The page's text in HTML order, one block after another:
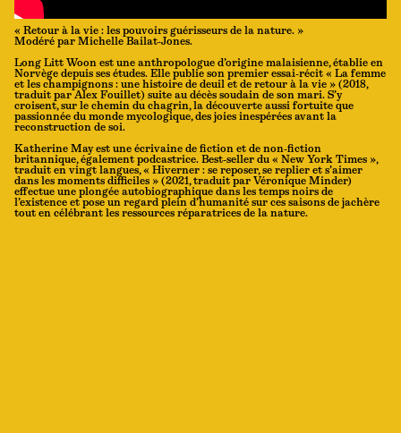
« Retour à la vie : les pouvoirs guérisseurs de la nature. »
Modéré par Michelle Bailat-Jones.
Long Litt Woon est une anthropologue d’origine malaisienne, établie en
Norvège depuis ses études. Elle publie son premier essai-récit « La femme
et les champignons : une histoire de deuil et de retour à la vie » (2018,
traduit par Alex Fouillet) suite au décès soudain de son mari. S’y
croisent, sur le chemin du chagrin, la découverte aussi fortuite que
passionnée du monde mycologique, des joies inespérées avant la
reconstruction de soi.
Katherine May est une écrivaine de fiction et de non-fiction
britannique, également podcastrice. Best-seller du « New York Times »,
traduit en vingt langues, « Hiverner : se reposer, se replier et s’aimer
dans les moments difficiles » (2021, traduit par Véronique Minder)
effectue une plongée autobiographique dans les temps noirs de
l’existence et pose un regard plein d’humanité sur ces saisons de jachère
tout en célébrant les ressources réparatrices de la nature.